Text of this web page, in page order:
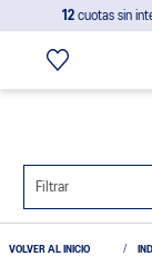
12 cuotas sin
Filtrar